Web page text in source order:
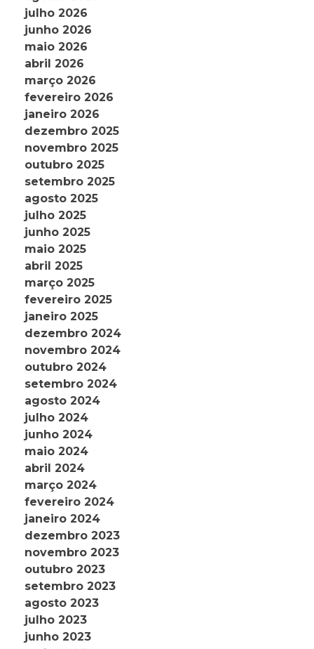
julho 2026
junho 2026
maio 2026
abril 2026
março 2026
fevereiro 2026
janeiro 2026
dezembro 2025
novembro 2025
outubro 2025
setembro 2025
agosto 2025
julho 2025
junho 2025
maio 2025
abril 2025
março 2025
fevereiro 2025
janeiro 2025
dezembro 2024
novembro 2024
outubro 2024
setembro 2024
agosto 2024
julho 2024
junho 2024
maio 2024
abril 2024
março 2024
fevereiro 2024
janeiro 2024
dezembro 2023
novembro 2023
outubro 2023
setembro 2023
agosto 2023
julho 2023
junho 2023